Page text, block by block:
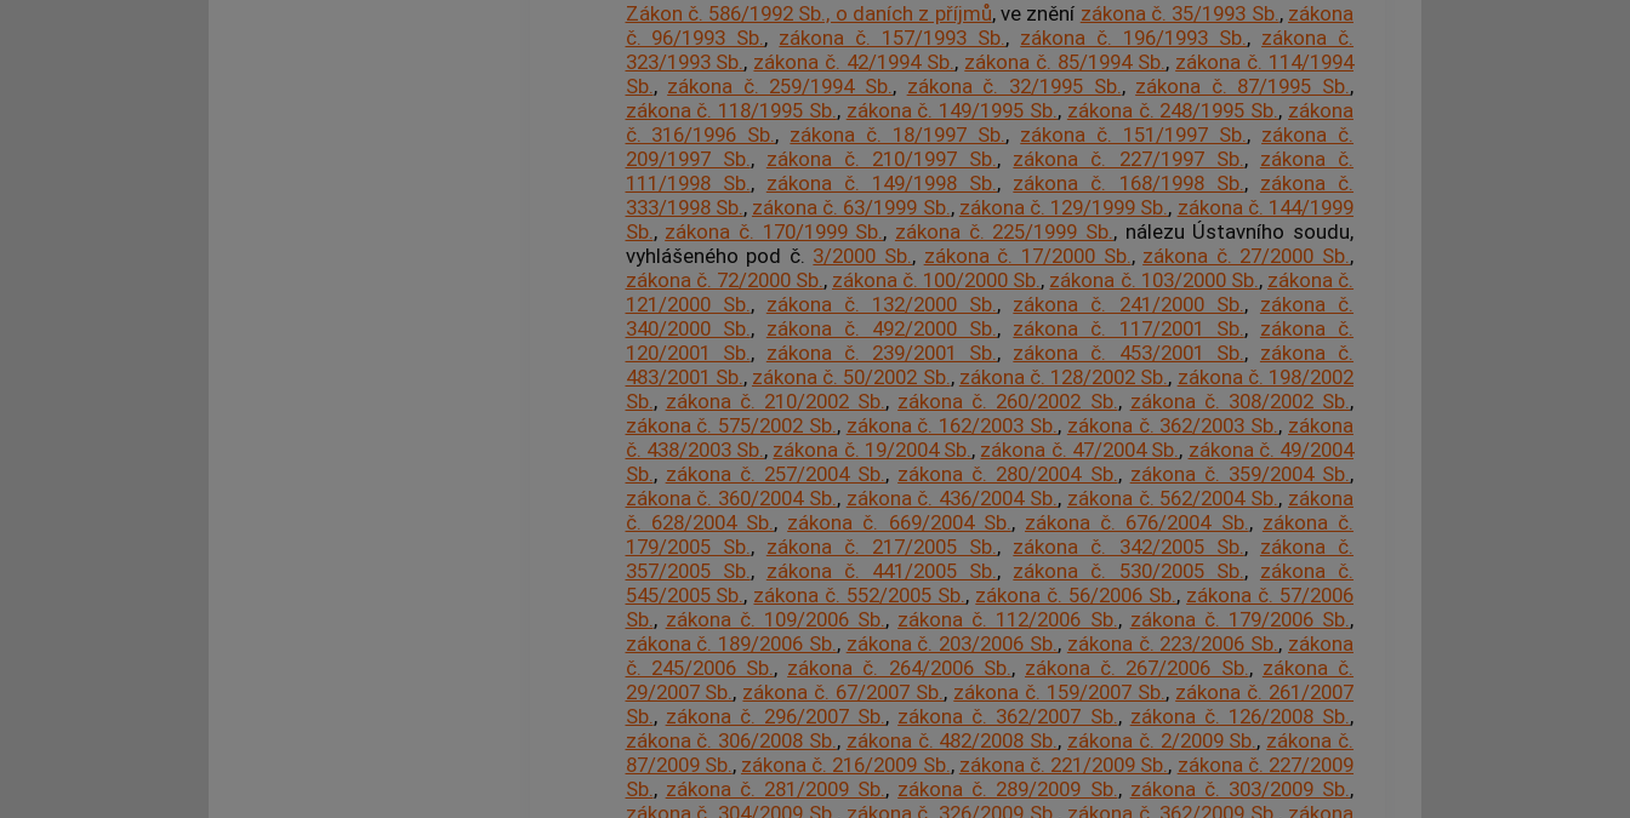
Zákon č. 586/1992 Sb., o daních z příjmů, ve znění zákona č. 35/1993 Sb., zákona
č. 96/1993 Sb., zákona č. 157/1993 Sb., zákona č. 196/1993 Sb., zákona č.
323/1993 Sb., zákona č. 42/1994 Sb., zákona č. 85/1994 Sb., zákona č. 114/1994
Sb., zákona č. 259/1994 Sb., zákona č. 32/1995 Sb., zákona č. 87/1995 Sb.,
zákona č. 118/1995 Sb., zákona č. 149/1995 Sb., zákona č. 248/1995 Sb., zákona
č. 316/1996 Sb., zákona č. 18/1997 Sb., zákona č. 151/1997 Sb., zákona č.
209/1997 Sb., zákona č. 210/1997 Sb., zákona č. 227/1997 Sb., zákona č.
111/1998 Sb., zákona č. 149/1998 Sb., zákona č. 168/1998 Sb., zákona č.
333/1998 Sb., zákona č. 63/1999 Sb., zákona č. 129/1999 Sb., zákona č. 144/1999
Sb., zákona č. 170/1999 Sb., zákona č. 225/1999 Sb., nálezu Ústavního soudu,
vyhlášeného pod č. 3/2000 Sb., zákona č. 17/2000 Sb., zákona č. 27/2000 Sb.,
zákona č. 72/2000 Sb., zákona č. 100/2000 Sb., zákona č. 103/2000 Sb., zákona č.
121/2000 Sb., zákona č. 132/2000 Sb., zákona č. 241/2000 Sb., zákona č.
340/2000 Sb., zákona č. 492/2000 Sb., zákona č. 117/2001 Sb., zákona č.
120/2001 Sb., zákona č. 239/2001 Sb., zákona č. 453/2001 Sb., zákona č.
483/2001 Sb., zákona č. 50/2002 Sb., zákona č. 128/2002 Sb., zákona č. 198/2002
Sb., zákona č. 210/2002 Sb., zákona č. 260/2002 Sb., zákona č. 308/2002 Sb.,
zákona č. 575/2002 Sb., zákona č. 162/2003 Sb., zákona č. 362/2003 Sb., zákona
č. 438/2003 Sb., zákona č. 19/2004 Sb., zákona č. 47/2004 Sb., zákona č. 49/2004
Sb., zákona č. 257/2004 Sb., zákona č. 280/2004 Sb., zákona č. 359/2004 Sb.,
zákona č. 360/2004 Sb., zákona č. 436/2004 Sb., zákona č. 562/2004 Sb., zákona
č. 628/2004 Sb., zákona č. 669/2004 Sb., zákona č. 676/2004 Sb., zákona č.
179/2005 Sb., zákona č. 217/2005 Sb., zákona č. 342/2005 Sb., zákona č.
357/2005 Sb., zákona č. 441/2005 Sb., zákona č. 530/2005 Sb., zákona č.
545/2005 Sb., zákona č. 552/2005 Sb., zákona č. 56/2006 Sb., zákona č. 57/2006
Sb., zákona č. 109/2006 Sb., zákona č. 112/2006 Sb., zákona č. 179/2006 Sb.,
zákona č. 189/2006 Sb., zákona č. 203/2006 Sb., zákona č. 223/2006 Sb., zákona
č. 245/2006 Sb., zákona č. 264/2006 Sb., zákona č. 267/2006 Sb., zákona č.
29/2007 Sb., zákona č. 67/2007 Sb., zákona č. 159/2007 Sb., zákona č. 261/2007
Sb., zákona č. 296/2007 Sb., zákona č. 362/2007 Sb., zákona č. 126/2008 Sb.,
zákona č. 306/2008 Sb., zákona č. 482/2008 Sb., zákona č. 2/2009 Sb., zákona č.
87/2009 Sb., zákona č. 216/2009 Sb., zákona č. 221/2009 Sb., zákona č. 227/2009
Sb., zákona č. 281/2009 Sb., zákona č. 289/2009 Sb., zákona č. 303/2009 Sb.,